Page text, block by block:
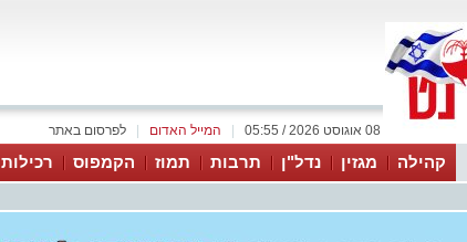
לפרסום באתר המייל האדום 08 אוגוסט 2026 / 05:55
קהילה מגזין נדל"ן תרבות תמוז הקמפוס רכילות